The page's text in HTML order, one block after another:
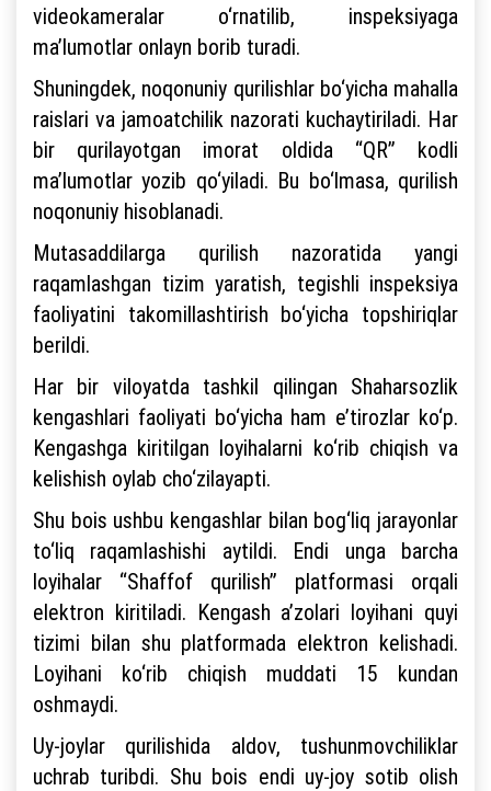
videokameralar o‘rnatilib, inspeksiyaga
ma’lumotlar onlayn borib turadi.
Shuningdek, noqonuniy qurilishlar bo‘yicha mahalla
raislari va jamoatchilik nazorati kuchaytiriladi. Har
bir qurilayotgan imorat oldida “QR” kodli
ma’lumotlar yozib qo‘yiladi. Bu bo‘lmasa, qurilish
noqonuniy hisoblanadi.
Mutasaddilarga qurilish nazoratida yangi
raqamlashgan tizim yaratish, tegishli inspeksiya
faoliyatini takomillashtirish bo‘yicha topshiriqlar
berildi.
Har bir viloyatda tashkil qilingan Shaharsozlik
kengashlari faoliyati bo‘yicha ham e’tirozlar ko‘p.
Kengashga kiritilgan loyihalarni ko‘rib chiqish va
kelishish oylab cho‘zilayapti.
Shu bois ushbu kengashlar bilan bog‘liq jarayonlar
to‘liq raqamlashishi aytildi. Endi unga barcha
loyihalar “Shaffof qurilish” platformasi orqali
elektron kiritiladi. Kengash a’zolari loyihani quyi
tizimi bilan shu platformada elektron kelishadi.
Loyihani ko‘rib chiqish muddati 15 kundan
oshmaydi.
Uy-joylar qurilishida aldov, tushunmovchiliklar
uchrab turibdi. Shu bois endi uy-joy sotib olish